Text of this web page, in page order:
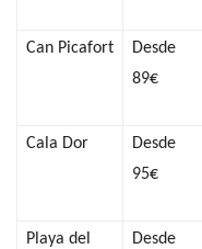
Can Picafort
Desde
89€
Cala Dor
Desde
95€
Playa del
Desde